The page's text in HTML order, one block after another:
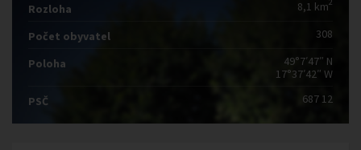
Rozloha 8,1 km
Počet obyvatel 308
Poloha
49°7′47″ N
17°37′42″ W
PSČ
687 12